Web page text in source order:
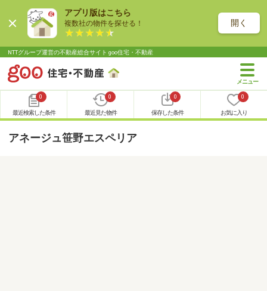
アプリ版はこちら
複数社の物件を探せる！ 開く
NTTグループ運営の不動産総合サイト goo住宅・不動産
0
最近検索した条件
0
最近見た物件
0
保存した条件
0
お気に入り
アネージュ笹野エスペリア